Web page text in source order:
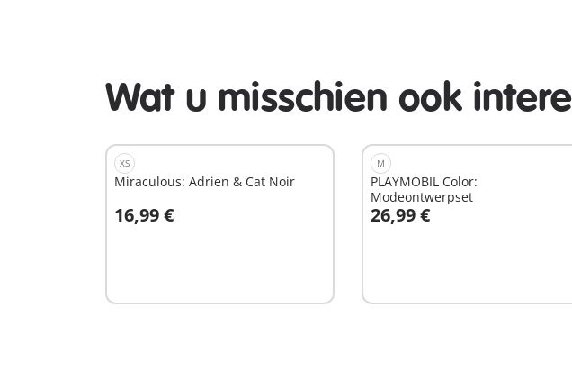
Wat u misschien ook
XS
Miraculous: Adrien & Cat Noir
16,99 €
In winkelwagen
M
PLAYMOBIL Color:
Modeontwerpset
26,99 €
In winkelwagen